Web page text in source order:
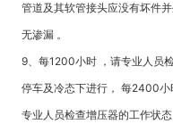
管道及其软管接头应没有坏件
无渗漏 。
9、每1200小时 ，请专业人员
停车及冷态下进行， 每2400
专业人员检查增压器的工作状